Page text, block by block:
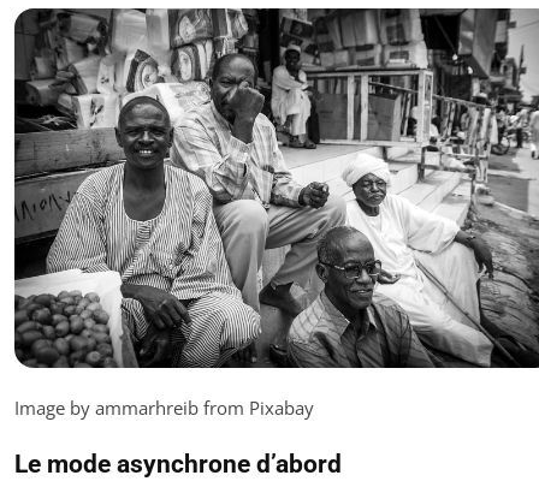
Image by ammarhreib from Pixabay
Le mode asynchrone d’abord